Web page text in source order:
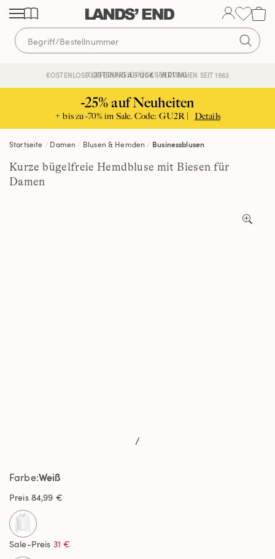
Direkt
zum
Inhalt
Direkt
zur
Navigation
Direkt
zur
Suche
KOSTENLOSE LIEFERUNG AB 120€ | VERTRAUEN SEIT 1963
KOSTENFREIE RÜCKSENDUNG
-25% auf Neuheiten
+ bis zu -70% im Sale. Code: GU2R | Details
Startseite Damen Blusen & Hemden Businessblusen
Kurze bügelfreie Hemdbluse mit Biesen für
Damen
/
FarbeWeiß
Preis 84,99 €
selected
Sale-Preis 31 €